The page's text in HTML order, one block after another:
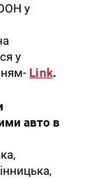
у
у
Link.
авто в